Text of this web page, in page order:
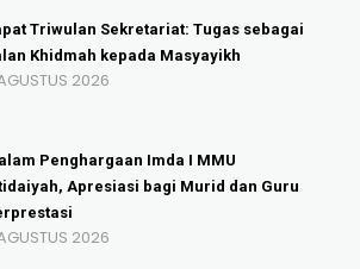
Triwulan Sekretariat: Tugas sebagai
Khidmah kepada Masyayikh
2026
Penghargaan Imda I MMU
Apresiasi bagi Murid dan Guru
2026